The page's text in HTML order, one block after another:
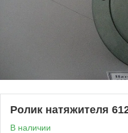
Ролик натяжителя
В наличии